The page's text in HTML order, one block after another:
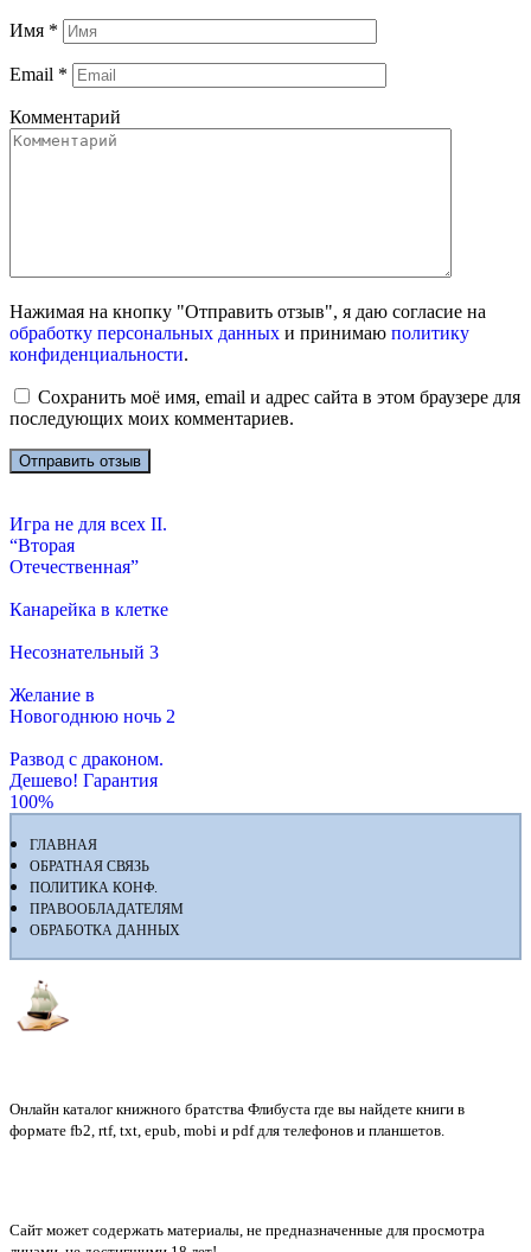
Имя *
Email *
Комментарий
Нажимая на кнопку "Отправить отзыв", я даю согласие на
обработку персональных данных и принимаю политику
конфиденциальности.
Сохранить моё имя, email и адрес сайта в этом браузере для
последующих моих комментариев.
Игра не для всех II.
“Вторая
Отечественная”
Канарейка в клетке
Несознательный 3
Желание в
Новогоднюю ночь 2
Развод с драконом.
Дешево! Гарантия
100%
ГЛАВНАЯ
ОБРАТНАЯ СВЯЗЬ
ПОЛИТИКА КОНФ.
ПРАВООБЛАДАТЕЛЯМ
ОБРАБОТКА ДАННЫХ
Онлайн каталог книжного братства Флибуста где вы найдете книги в
формате fb2, rtf, txt, epub, mobi и pdf для телефонов и планшетов.
Сайт может содержать материалы, не предназначенные для просмотра